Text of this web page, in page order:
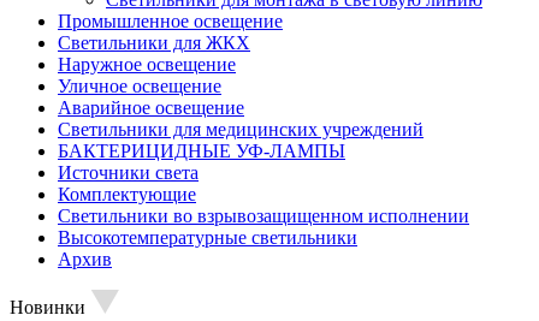
Промышленное освещение
Светильники для ЖКХ
Наружное освещение
Уличное освещение
Аварийное освещение
Светильники для медицинских учреждений
БАКТЕРИЦИДНЫЕ УФ-ЛАМПЫ
Источники света
Комплектующие
Светильники во взрывозащищенном исполнении
Высокотемпературные светильники
Архив
Новинки